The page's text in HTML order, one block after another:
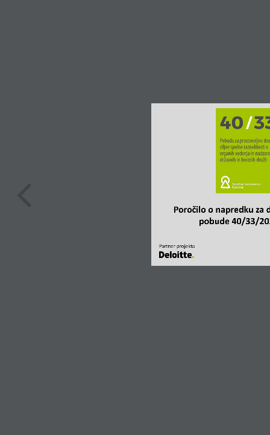
Partner projekta
Poročilo o napredku za
pobude 40/33/